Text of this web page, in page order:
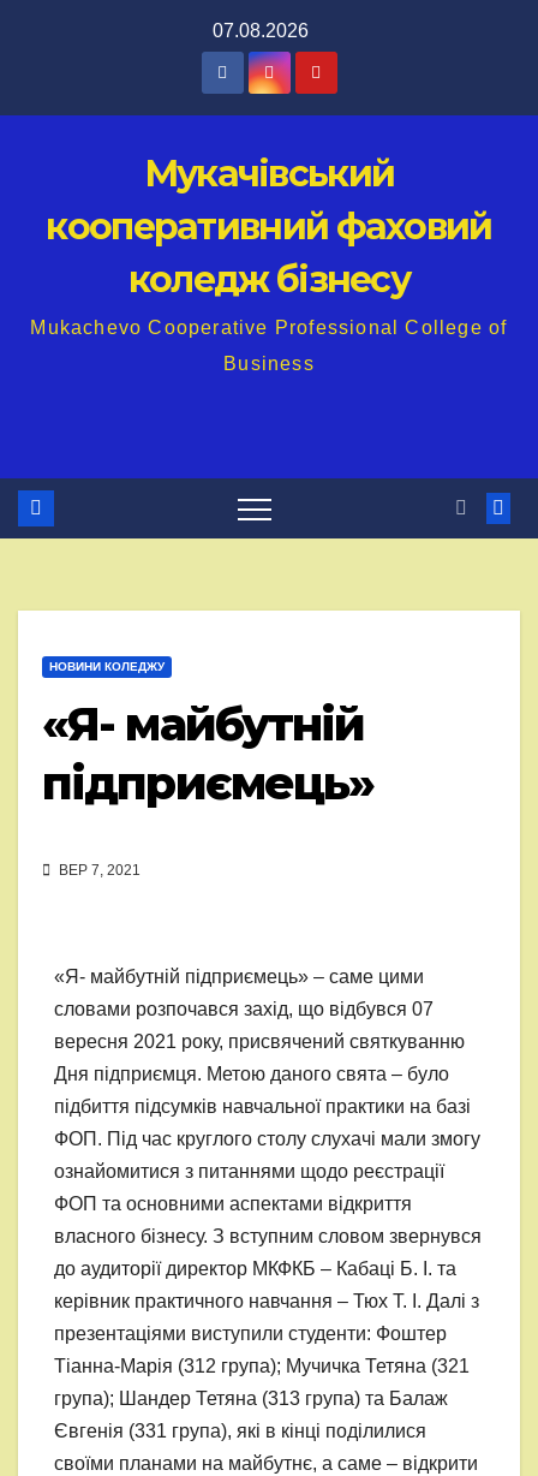
07.08.2026
Мукачівський
кооперативний фаховий
коледж бізнесу
Mukachevo Cooperative Professional College of
Business
НОВИНИ КОЛЕДЖУ
«Я- майбутній
підприємець»
ВЕР 7, 2021
«Я- майбутній підприємець» – саме цими
словами розпочався захід, що відбувся 07
вересня 2021 року, присвячений святкуванню
Дня підприємця. Метою даного свята – було
підбиття підсумків навчальної практики на базі
ФОП. Під час круглого столу слухачі мали змогу
ознайомитися з питаннями щодо реєстрації
ФОП та основними аспектами відкриття
власного бізнесу. З вступним словом звернувся
до аудиторії директор МКФКБ – Кабаці Б. І. та
керівник практичного навчання – Тюх Т. І. Далі з
презентаціями виступили студенти: Фоштер
Тіанна-Марія (312 група); Мучичка Тетяна (321
група); Шандер Тетяна (313 група) та Балаж
Євгенія (331 група), які в кінці поділилися
своїми планами на майбутнє, а саме – відкрити